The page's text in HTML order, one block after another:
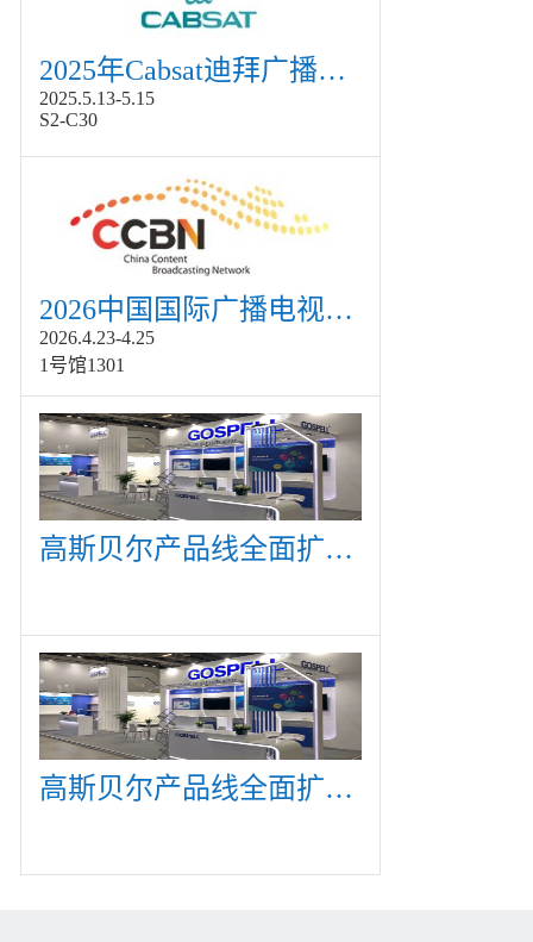
2025年Cabsat迪拜广播电视展
2025.5.13-5.15
S2-C30
2026中国国际广播电视信息网络展览会展
2026.4.23-4.25
1号馆1301
高斯贝尔产品线全面扩展，众多新产品亮相CommunicAsia 2019
高斯贝尔产品线全面扩展，众多新产品亮相CommunicAsia 2019